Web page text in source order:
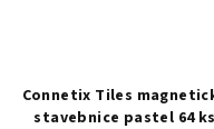
Connetix Tiles
stavebnice pastel 64 ks